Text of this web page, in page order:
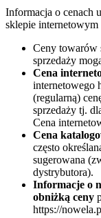
Informacja o cenach
sklepie
Ceny towarów
sprzedaży
Cena
internetowego
(regularną)
sprzedaży tj.
Cena
Cena
często
sugerowana
dystrybutora).
Informacje o
obniżką ceny
https://